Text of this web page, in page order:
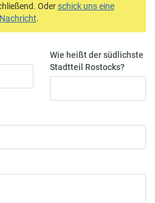
Oderschick uns eine
Nachricht.
Wie heißt der südlichste
Stadtteil Rostocks?